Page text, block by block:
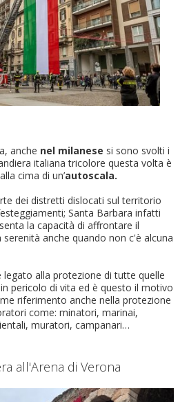
anche nel milanese si sono svolti i
italiana tricolore questa volta è
cima di un’autoscala.
dei distretti dislocati sul territorio
Santa Barbara infatti
la capacità di affrontare il
anche quando non c'è alcuna
alla protezione di tutte quelle
pericolo di vita ed è questo il motivo
riferimento anche nella protezione
come: minatori, marinai,
muratori, campanari…
all'Arena di Verona